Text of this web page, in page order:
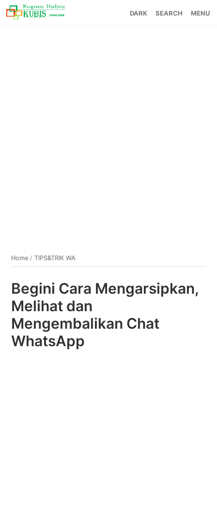
SEARCH MENU
Home /TIPS&TRIK WA
Begini Cara Mengarsipkan,
Melihat dan
Mengembalikan Chat
WhatsApp